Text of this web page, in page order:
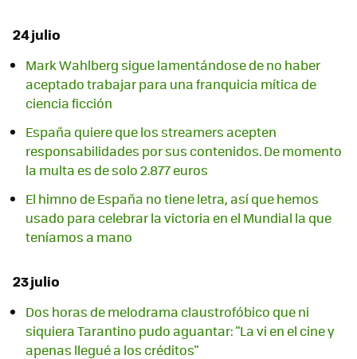
24 julio
Mark Wahlberg sigue lamentándose de no haber
aceptado trabajar para una franquicia mítica de
ciencia ficción
España quiere que los streamers acepten
responsabilidades por sus contenidos. De momento
la multa es de solo 2.877 euros
El himno de España no tiene letra, así que hemos
usado para celebrar la victoria en el Mundial la que
teníamos a mano
23 julio
Dos horas de melodrama claustrofóbico que ni
siquiera Tarantino pudo aguantar: "La vi en el cine y
apenas llegué a los créditos"